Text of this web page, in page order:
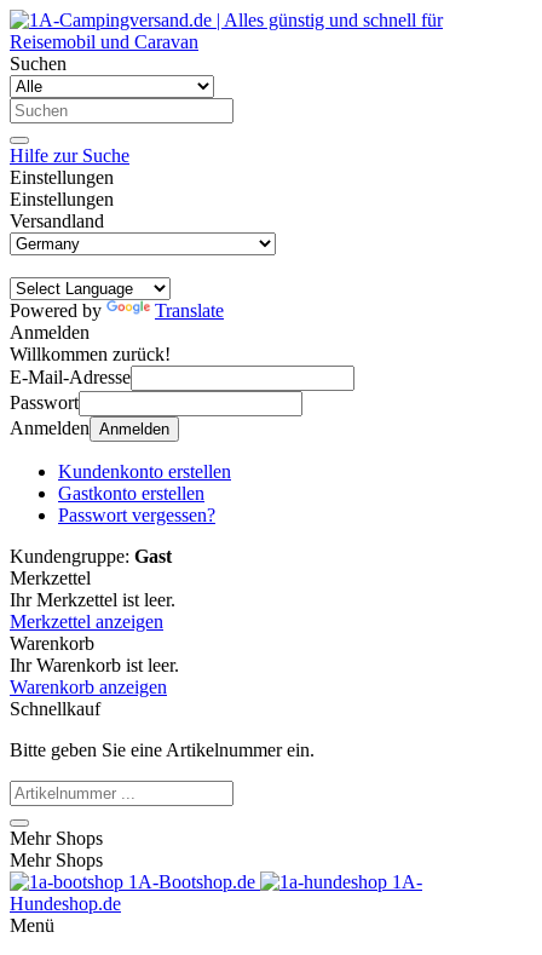
Suchen
Hilfe zur Suche
Einstellungen
Einstellungen
Versandland
Powered by
Translate
Anmelden
Willkommen zurück!
E-Mail-Adresse
Passwort
Anmelden Anmelden
Kundenkonto erstellen
Gastkonto erstellen
Passwort vergessen?
Kundengruppe: Gast
Merkzettel
Ihr Merkzettel ist leer.
Merkzettel anzeigen
Warenkorb
Ihr Warenkorb ist leer.
Warenkorb anzeigen
Schnellkauf
Bitte geben Sie eine Artikelnummer ein.
Mehr Shops
Mehr Shops
1A-Bootshop.de
1A-
Hundeshop.de
Menü